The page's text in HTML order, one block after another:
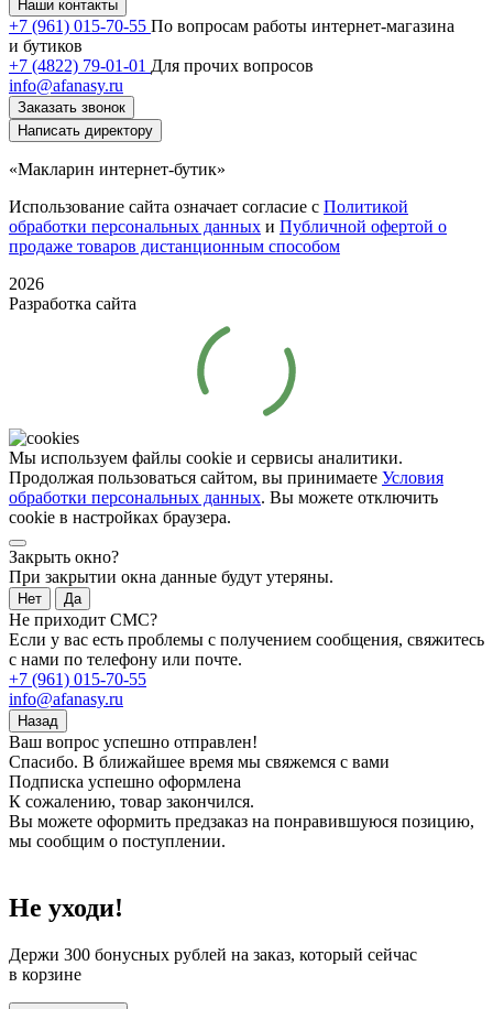
Наши контакты
+7 (961) 015-70-55 По вопросам работы интернет-магазина
и бутиков
+7 (4822) 79-01-01 Для прочих вопросов
info@afanasy.ru
Заказать звонок
Написать директору
«Макларин интернет-бутик»
Использование сайта означает согласие с Политикой
обработки персональных данных и Публичной офертой о
продаже товаров дистанционным способом
2026
Разработка сайта
Мы используем файлы cookie и сервисы аналитики.
Продолжая пользоваться сайтом, вы принимаете Условия
обработки персональных данных. Вы можете отключить
cookie в настройках браузера.
Закрыть окно?
При закрытии окна данные будут утеряны.
Нет Да
Не приходит СМС?
Если у вас есть проблемы с получением сообщения, свяжитесь
с нами по телефону или почте.
+7 (961) 015-70-55
info@afanasy.ru
Назад
Ваш вопрос успешно отправлен!
Спасибо. В ближайшее время мы свяжемся с вами
Подписка успешно оформлена
К сожалению, товар закончился.
Вы можете оформить предзаказ на понравившуюся позицию,
мы сообщим о поступлении.
Не уходи!
Держи 300 бонусных рублей на заказ, который сейчас
в корзине